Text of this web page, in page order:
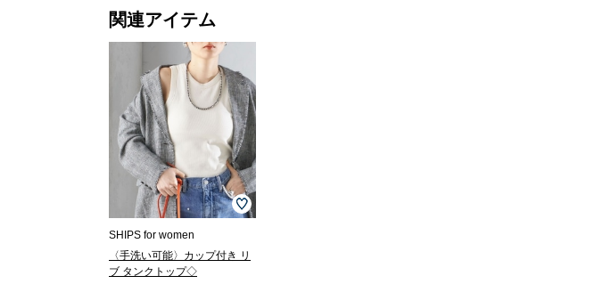
関連アイテム
SHIPS for women
〈手洗い可能〉カップ付き リ
ブ タンクトップ◇